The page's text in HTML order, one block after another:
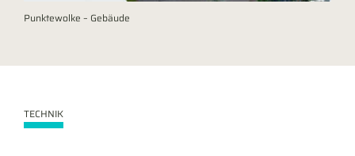
Punktewolke – Gebäude
TECHNIK